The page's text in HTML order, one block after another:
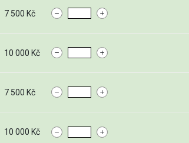
7 500 Kč
10 000 Kč
7 500 Kč
10 000 Kč